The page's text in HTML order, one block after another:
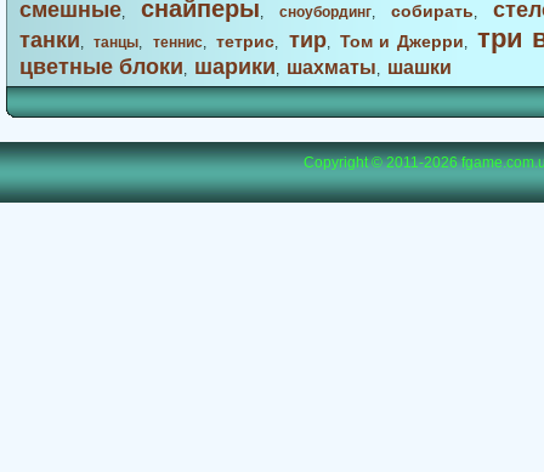
смешные, снайперы, сноубординг, собирать,
танки,танцы, теннис,тетрис, тир,Том и Джерри, три
цветные блоки, шарики, шахматы, шашки
Copyright © 2011-2026